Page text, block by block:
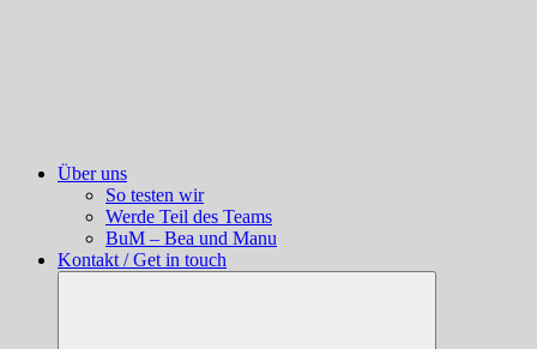
Über uns
So testen wir
Werde Teil des Teams
BuM – Bea und Manu
Kontakt / Get in touch